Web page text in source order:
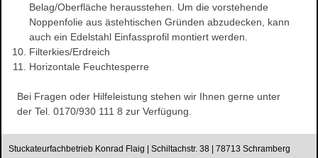
Belag/Oberfläche herausstehen. Um die vorstehende
Noppenfolie aus ästehtischen Gründen abzudecken, kann
auch ein Edelstahl Einfassprofil montiert werden.
Filterkies/Erdreich
Horizontale Feuchtesperre
Bei Fragen oder Hilfeleistung stehen wir Ihnen gerne unter
der Tel. 0170/930 111 8 zur Verfügung.
Stuckateurfachbetrieb Konrad Flaig | Schiltachstr. 38 | 78713 Schramberg